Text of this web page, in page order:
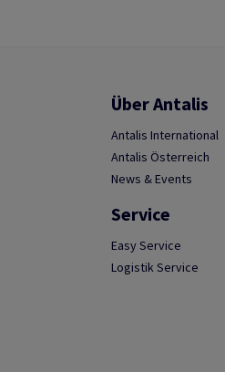
Über Antalis
Antalis International
Antalis Österreich
News & Events
Service
Easy Service
Logistik Service